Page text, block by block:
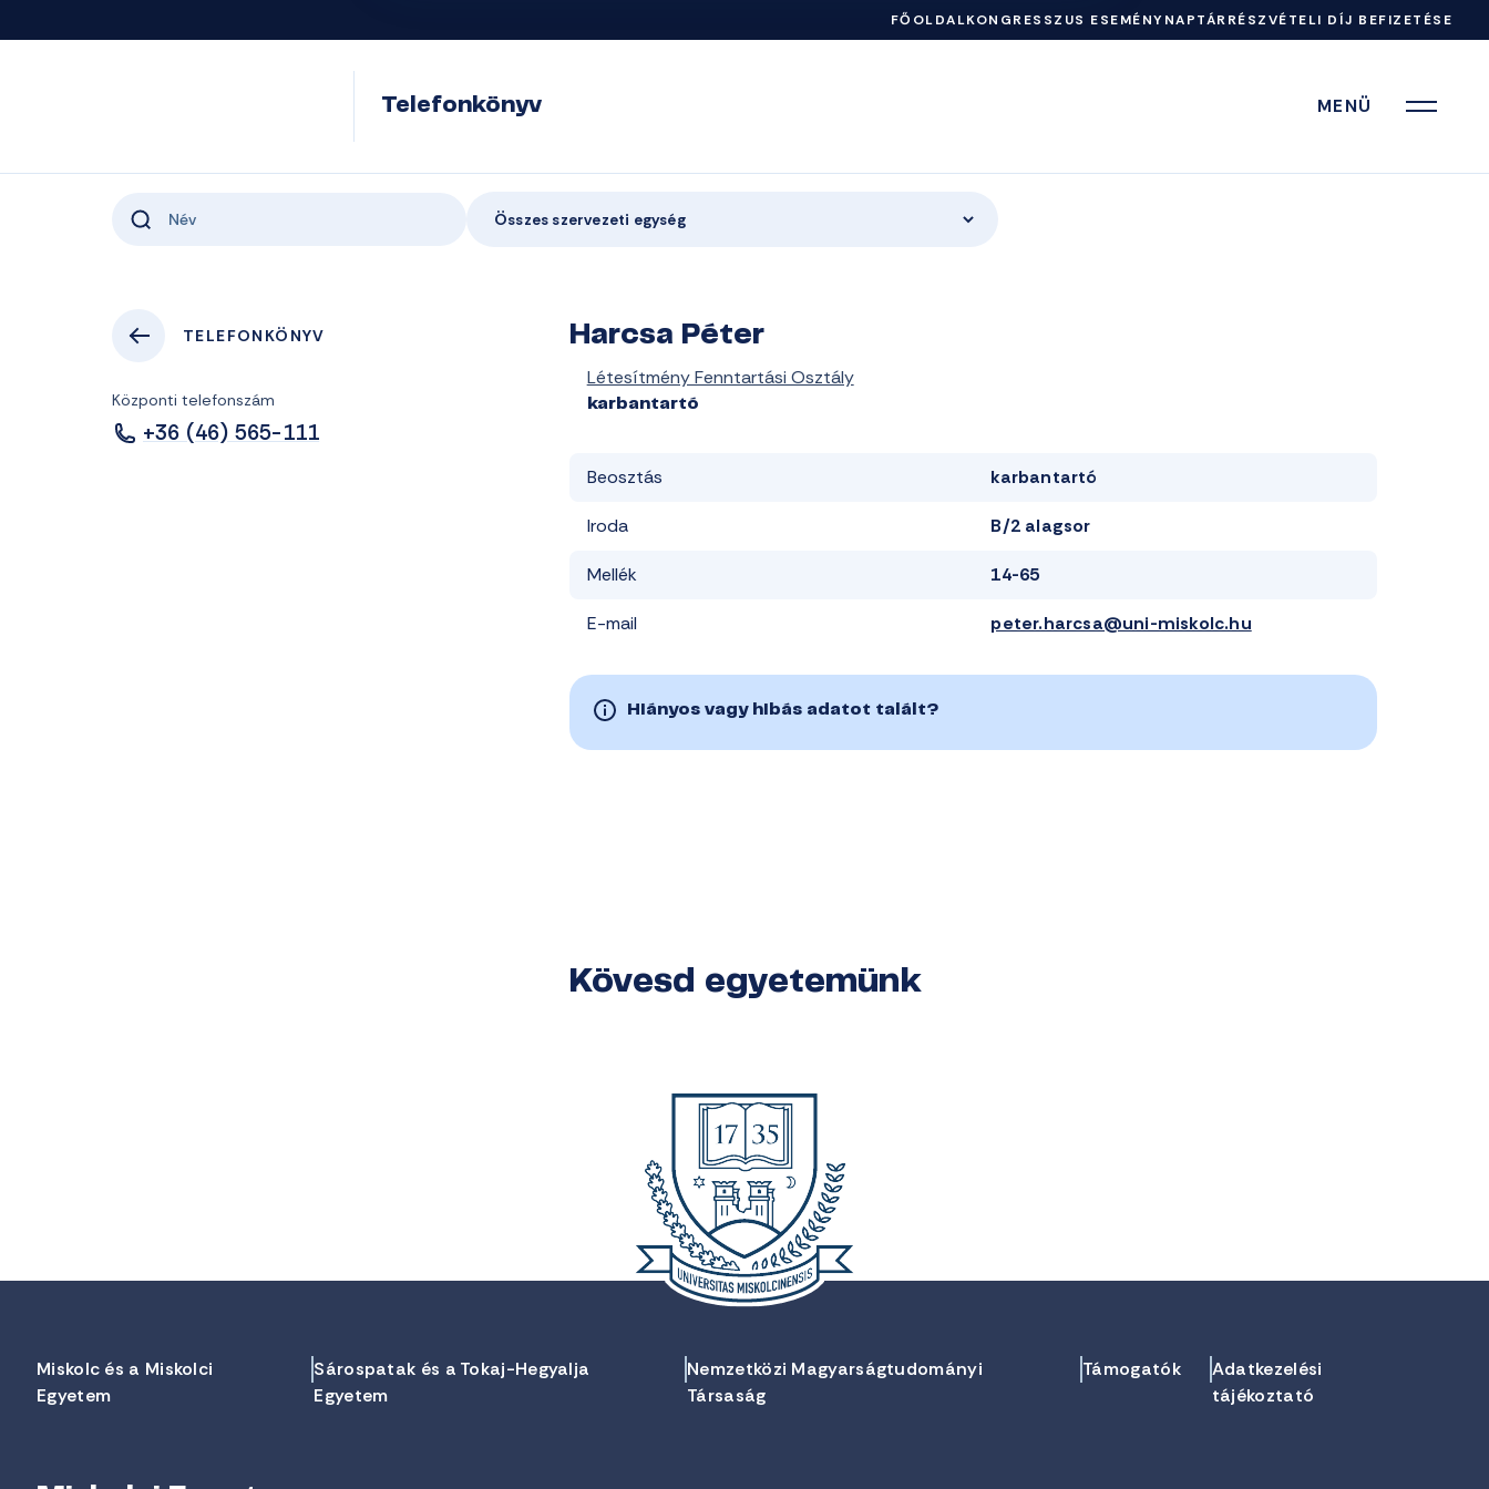
FŐOLDALKONGRESSZUS ESEMÉNYNAPTÁRRÉSZVÉTELI DÍJ BEFIZETÉSE
Telefonkönyv MENÜ
Összes szervezeti egység
TELEFONKÖNYV
Központi telefonszám
+36 (46) 565-111
Harcsa Péter
Létesítmény Fenntartási Osztály
karbantartó
Beosztás karbantartó
Iroda B/2 alagsor
Mellék 14-65
E-mail peter.harcsa@uni-miskolc.hu
Hiányos vagy hibás adatot talált?
Kövesd egyetemünk
Miskolc és a Miskolci
Egyetem
Sárospatak és a Tokaj-Hegyalja
Egyetem
Nemzetközi Magyarságtudományi
Társaság
Támogatók
Adatkezelési
tájékoztató